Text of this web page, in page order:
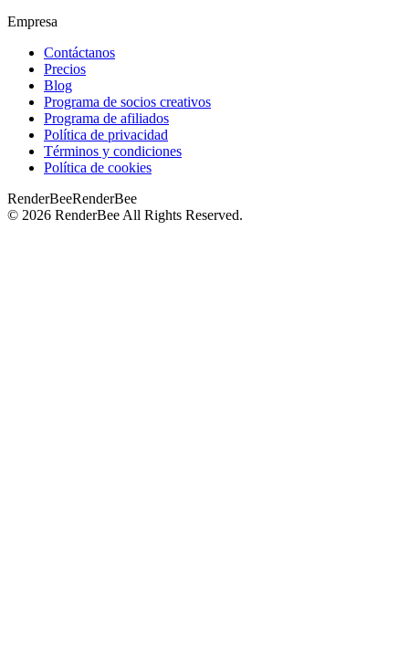
Empresa
Contáctanos
Precios
Blog
Programa de socios creativos
Programa de afiliados
Política de privacidad
Términos y condiciones
Política de cookies
RenderBeeRenderBee
© 2026 RenderBee All Rights Reserved.